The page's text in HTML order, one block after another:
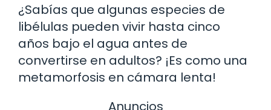
¿Sabías que algunas especies de
libélulas pueden vivir hasta cinco
años bajo el agua antes de
convertirse en adultos? ¡Es como una
metamorfosis en cámara lenta!
Anuncios